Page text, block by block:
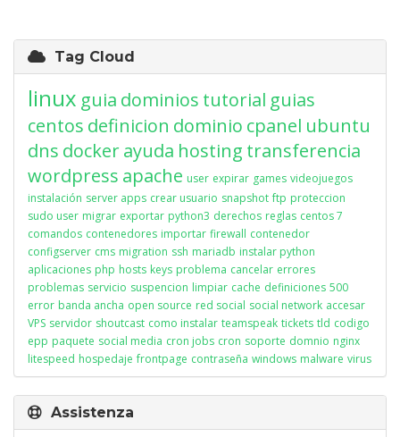
Tag Cloud
linux guia dominios tutorial guias
centos definicion dominio cpanel ubuntu
dns dockerayuda hosting transferencia
wordpress apache user expirar games videojuegos
instalación server apps crear usuario snapshot ftp proteccion
sudo user migrar exportar python3 derechos reglas centos 7
comandos contenedores importar firewall contenedor
configserver cms migration ssh mariadb instalar python
aplicaciones php hosts keys problema cancelar errores
problemas servicio suspencion limpiar cache definiciones 500
error banda ancha open source red social social network accesar
VPS servidor shoutcast como instalar teamspeak tickets tld codigo
epp paquete social media cron jobs cron soporte domnio nginx
litespeed hospedaje frontpage contraseña windows malware virus
Assistenza